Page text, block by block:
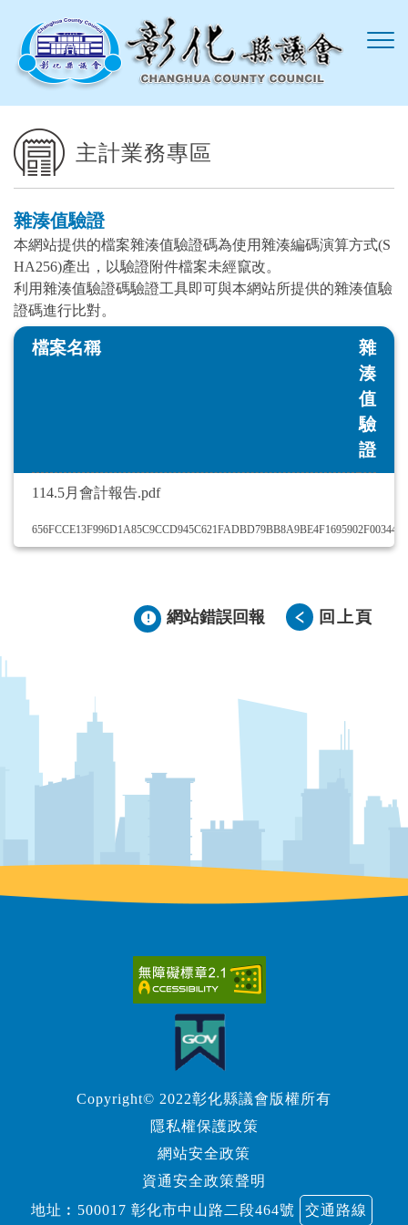
主計業務專區
雜湊值驗證
本網站提供的檔案雜湊值驗證碼為使用雜湊編碼演算方式(S
HA256)產出，以驗證附件檔案未經竄改。
利用雜湊值驗證碼驗證工具即可與本網站所提供的雜湊值驗
證碼進行比對。
檔案名稱
雜
湊
值
驗
證
114.5月會計報告.pdf
網站錯誤回報 回上頁
Copyright© 2022彰化縣議會版權所有
隱私權保護政策
網站安全政策
資通安全政策聲明
地址︰500017 彰化市中山路二段464號
交通路線